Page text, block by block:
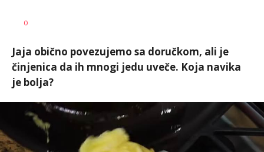
0
Jaja obično povezujemo sa doručkom, ali je
činjenica da ih mnogi jedu uveče. Koja navika
je bolja?